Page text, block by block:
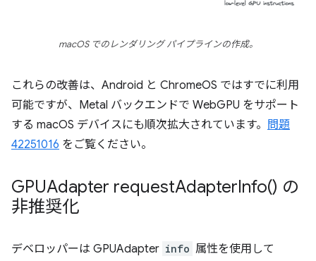
macOS でのレンダリング パイプラインの作成。
これらの改善は、Android と ChromeOS ではすでに利用
可能ですが、Metal バックエンドで WebGPU をサポート
する macOS デバイスにも順次拡大されています。 問題
42251016 をご覧ください。
GPUAdapter requestAdapterInfo() の
非推奨化
デベロッパーは GPUAdapter info 属性を使用して